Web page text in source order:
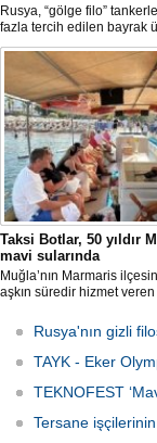
Rusya, “gölge filo”
fazla tercih edilen bayrak
geldi. Yaptırım baskısının
birlikte çok sayıda tanker
geçerken, bu durum
yaptırımlarının
yeni bir tablo ortaya
Taksi Botlar, 50 yıldır
mavi sularında
Muğla’nın Marmaris
aşkın süredir hizmet
amacıyla kullanılmaya
Rusya'nın gizli
TAYK - Eker
TEKNOFEST
Tersane